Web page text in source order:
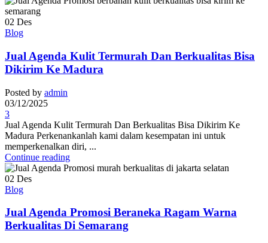
02 Des
Blog
Jual Agenda Kulit Termurah Dan Berkualitas Bisa
Dikirim Ke Madura
Posted by admin
03/12/2025
3
Jual Agenda Kulit Termurah Dan Berkualitas Bisa Dikirim Ke
Madura Perkenankanlah kami dalam kesempatan ini untuk
memperkenalkan diri, ...
Continue reading
02 Des
Blog
Jual Agenda Promosi Beraneka Ragam Warna
Berkualitas Di Semarang